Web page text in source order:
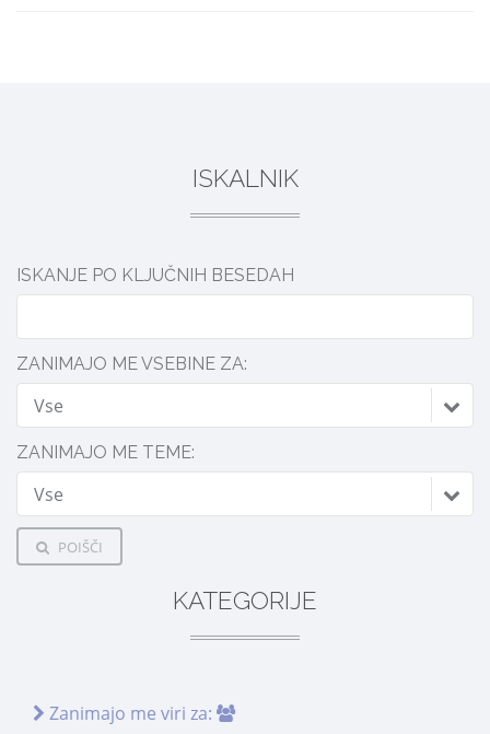
ISKALNIK
ISKANJE PO KLJUČNIH BESEDAH
ZANIMAJO ME VSEBINE ZA:
Vse
ZANIMAJO ME TEME:
Vse
POIŠČI
KATEGORIJE
Zanimajo me viri za: